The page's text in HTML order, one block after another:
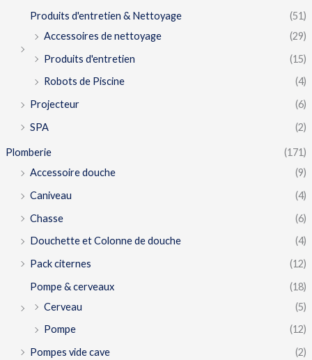
Produits d'entretien & Nettoyage
(51)
Accessoires de nettoyage
(29)
Produits d'entretien
(15)
Robots de Piscine
(4)
Projecteur
(6)
SPA
(2)
Plomberie
(171)
Accessoire douche
(9)
Caniveau
(4)
Chasse
(6)
Douchette et Colonne de douche
(4)
Pack citernes
(12)
Pompe & cerveaux
(18)
Cerveau
(5)
Pompe
(12)
Pompes vide cave
(2)